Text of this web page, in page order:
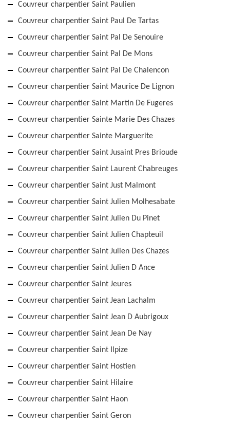
Couvreur charpentier Saint Paulien
Couvreur charpentier Saint Paul De Tartas
Couvreur charpentier Saint Pal De Senouire
Couvreur charpentier Saint Pal De Mons
Couvreur charpentier Saint Pal De Chalencon
Couvreur charpentier Saint Maurice De Lignon
Couvreur charpentier Saint Martin De Fugeres
Couvreur charpentier Sainte Marie Des Chazes
Couvreur charpentier Sainte Marguerite
Couvreur charpentier Saint Jusaint Pres Brioude
Couvreur charpentier Saint Laurent Chabreuges
Couvreur charpentier Saint Just Malmont
Couvreur charpentier Saint Julien Molhesabate
Couvreur charpentier Saint Julien Du Pinet
Couvreur charpentier Saint Julien Chapteuil
Couvreur charpentier Saint Julien Des Chazes
Couvreur charpentier Saint Julien D Ance
Couvreur charpentier Saint Jeures
Couvreur charpentier Saint Jean Lachalm
Couvreur charpentier Saint Jean D Aubrigoux
Couvreur charpentier Saint Jean De Nay
Couvreur charpentier Saint Ilpize
Couvreur charpentier Saint Hostien
Couvreur charpentier Saint Hilaire
Couvreur charpentier Saint Haon
Couvreur charpentier Saint Geron